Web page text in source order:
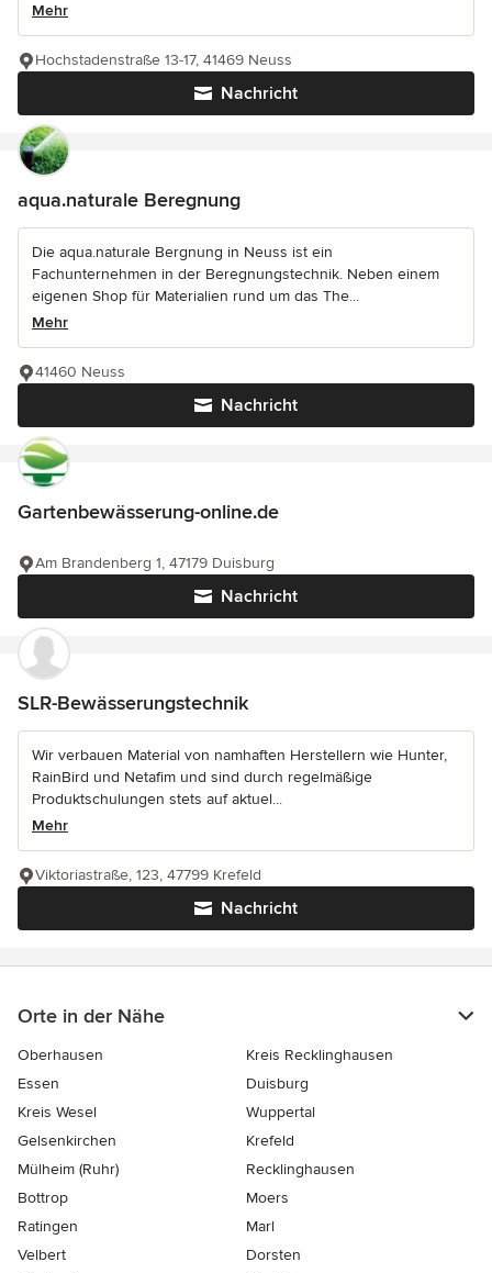
Mehr
Nachricht
Hochstadenstraße 13-17, 41469 Neuss
aqua.naturale Beregnung
Die aqua.naturale Bergnung in Neuss ist ein
Fachunternehmen in der Beregnungstechnik. Neben einem
eigenen Shop für Materialien rund um das The...
Mehr
Nachricht
41460 Neuss
Gartenbewässerung-online.de
Nachricht
Am Brandenberg 1, 47179 Duisburg
SLR-Bewässerungstechnik
Wir verbauen Material von namhaften Herstellern wie Hunter,
RainBird und Netafim und sind durch regelmäßige
Produktschulungen stets auf aktuel...
Mehr
Nachricht
Viktoriastraße, 123, 47799 Krefeld
Orte in der Nähe
Oberhausen
Kreis Recklinghausen
Essen
Duisburg
Kreis Wesel
Wuppertal
Gelsenkirchen
Krefeld
Mülheim (Ruhr)
Recklinghausen
Bottrop
Moers
Ratingen
Marl
Velbert
Dorsten